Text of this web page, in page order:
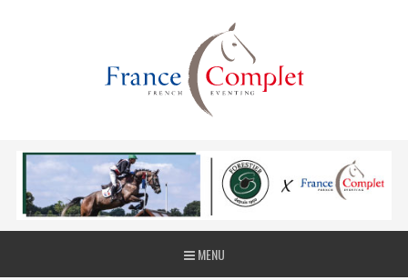
MENU
La journée du complet & le derby cross
indoor reviennent le 23 Janvier 2027 !